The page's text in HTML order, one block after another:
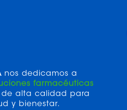
nos dedicamos a
farmacéuticas
de alta calidad para
y bienestar.